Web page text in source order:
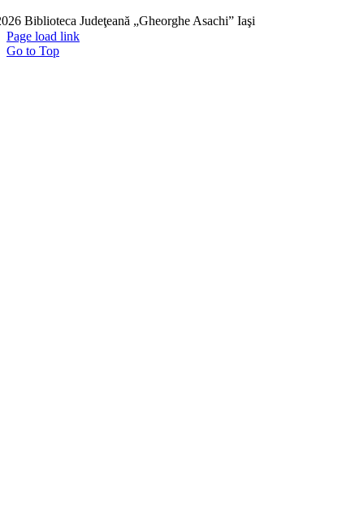
Biblioteca Judeţeană „Gheorghe Asachi” Iaşi
Page load link
Go to Top